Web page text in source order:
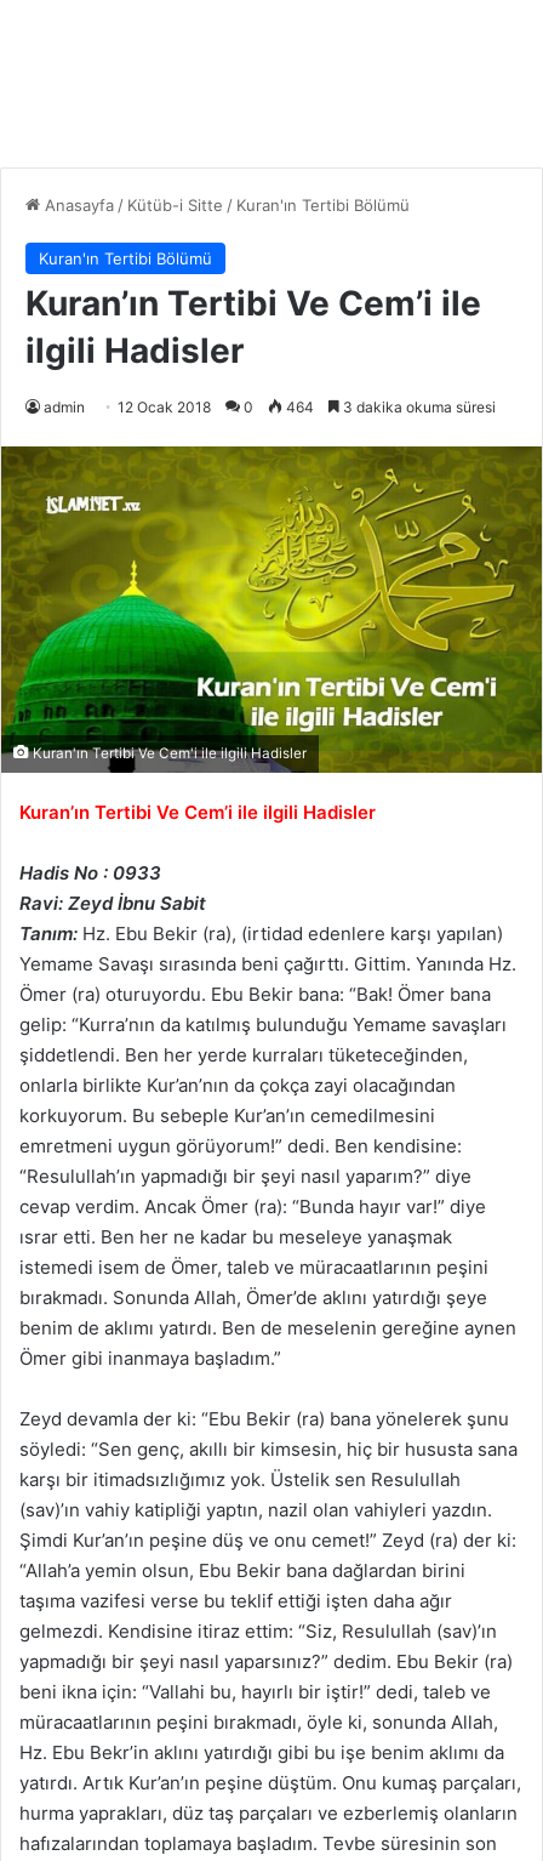
Anasayfa/ Kütüb-i Sitte / Kuran'ın Tertibi Bölümü
Kuran'ın Tertibi Bölümü
Kuran’ın Tertibi Ve Cem’i ile
ilgili Hadisler
admin 12 Ocak 2018 0 464 3 dakika okuma süresi
Kuran'ın Tertibi Ve Cem'i ile ilgili Hadisler
Kuran’ın Tertibi Ve Cem’i ile ilgili Hadisler
Hadis No : 0933
Ravi: Zeyd İbnu Sabit
Tanım: Hz. Ebu Bekir (ra), (irtidad edenlere karşı yapılan)
Yemame Savaşı sırasında beni çağırttı. Gittim. Yanında Hz.
Ömer (ra) oturuyordu. Ebu Bekir bana: “Bak! Ömer bana
gelip: “Kurra’nın da katılmış bulunduğu Yemame savaşları
şiddetlendi. Ben her yerde kurraları tüketeceğinden,
onlarla birlikte Kur’an’nın da çokça zayi olacağından
korkuyorum. Bu sebeple Kur’an’ın cemedilmesini
emretmeni uygun görüyorum!” dedi. Ben kendisine:
“Resulullah’ın yapmadığı bir şeyi nasıl yaparım?” diye
cevap verdim. Ancak Ömer (ra): “Bunda hayır var!” diye
ısrar etti. Ben her ne kadar bu meseleye yanaşmak
istemedi isem de Ömer, taleb ve müracaatlarının peşini
bırakmadı. Sonunda Allah, Ömer’de aklını yatırdığı şeye
benim de aklımı yatırdı. Ben de meselenin gereğine aynen
Ömer gibi inanmaya başladım.”
Zeyd devamla der ki: “Ebu Bekir (ra) bana yönelerek şunu
söyledi: “Sen genç, akıllı bir kimsesin, hiç bir hususta sana
karşı bir itimadsızlığımız yok. Üstelik sen Resulullah
(sav)’ın vahiy katipliği yaptın, nazil olan vahiyleri yazdın.
Şimdi Kur’an’ın peşine düş ve onu cemet!” Zeyd (ra) der ki:
“Allah’a yemin olsun, Ebu Bekir bana dağlardan birini
taşıma vazifesi verse bu teklif ettiği işten daha ağır
gelmezdi. Kendisine itiraz ettim: “Siz, Resulullah (sav)’ın
yapmadığı bir şeyi nasıl yaparsınız?” dedim. Ebu Bekir (ra)
beni ikna için: “Vallahi bu, hayırlı bir iştir!” dedi, taleb ve
müracaatlarının peşini bırakmadı, öyle ki, sonunda Allah,
Hz. Ebu Bekr’in aklını yatırdığı gibi bu işe benim aklımı da
yatırdı. Artık Kur’an’ın peşine düştüm. Onu kumaş parçaları,
hurma yaprakları, düz taş parçaları ve ezberlemiş olanların
hafızalarından toplamaya başladım. Tevbe süresinin son